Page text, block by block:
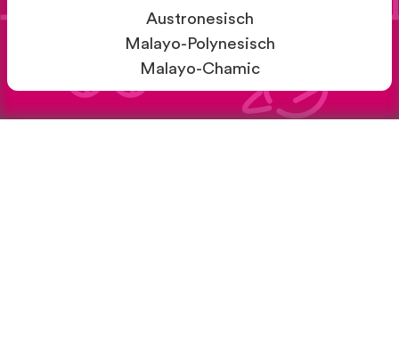
Austronesisch
Malayo-Polynesisch
Malayo-Chamic